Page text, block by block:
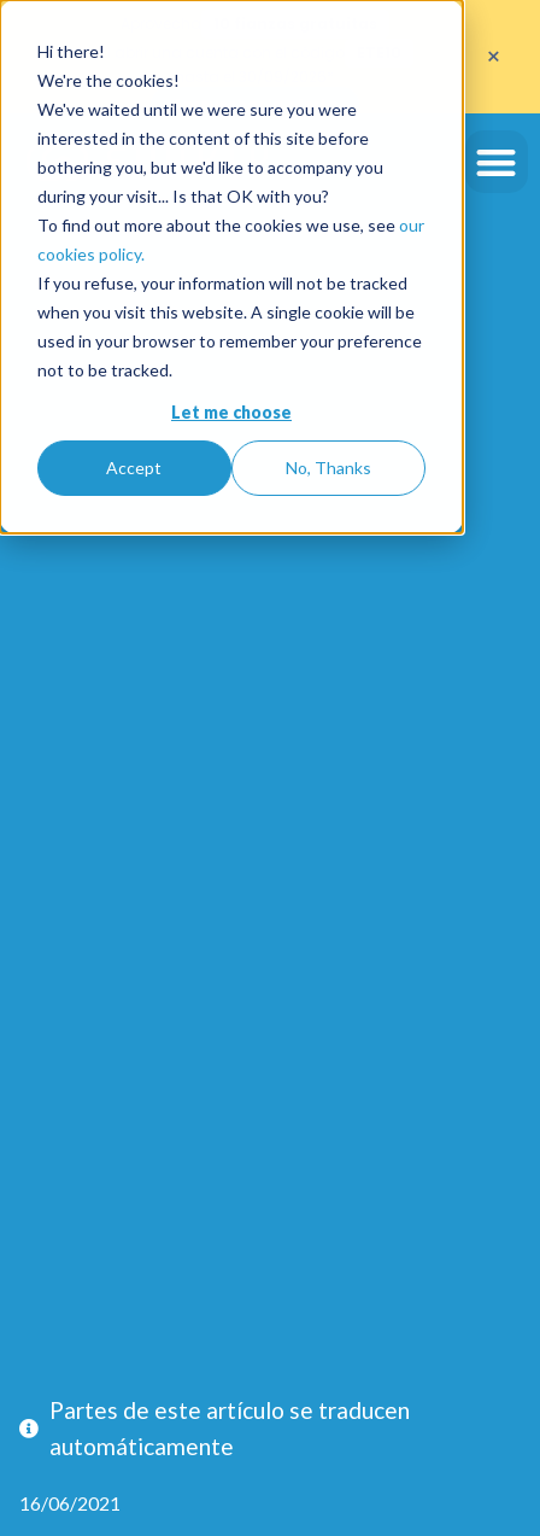
Hi there!
We're the cookies!
We've waited until we were sure you were
interested in the content of this site before
bothering you, but we'd like to accompany you
during your visit... Is that OK with you?
To find out more about the cookies we use, seeour
cookies policy.
If you refuse, your information will not be tracked
when you visit this website. A single cookie will be
used in your browser to remember your preference
not to be tracked.
Let me choose
Accept No, Thanks
al abrir una cuenta con el código
hasta el 30/09/2026*
Aprovechar la oferta
×
Partes de este artículo se traducen
automáticamente
16/06/2021